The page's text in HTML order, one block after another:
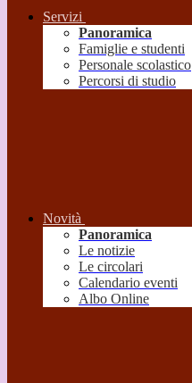
Servizi
Panoramica
Famiglie e studenti
Personale scolastico
Percorsi di studio
Novità
Panoramica
Le notizie
Le circolari
Calendario eventi
Albo Online